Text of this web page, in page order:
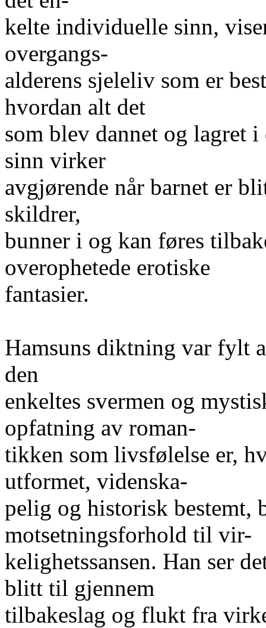
kelte individuelle sinn,
overgangs-
alderens sjeleliv som er
hvordan alt det
som blev dannet og lagret
sinn virker
avgjørende når barnet er
skildrer,
bunner i og kan føres
overophetede erotiske
fantasier.
Hamsuns diktning var fylt
den
enkeltes svermen og
opfatning av roman-
tikken som livsfølelse er,
utformet, videnska-
pelig og historisk bestemt,
motsetningsforhold til vir-
kelighetssansen. Han ser
blitt til gjennem
tilbakeslag og flukt fra